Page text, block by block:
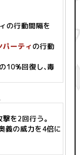
の行動間隔を
ーティの行動
10%回復し、毒
を2回行う。
義の威力を4倍に